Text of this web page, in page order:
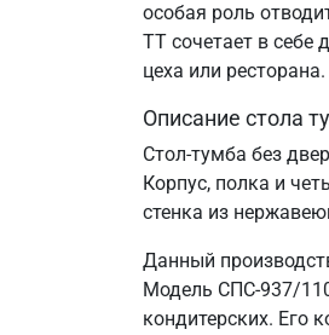
особая роль
ТТ сочетает в себе
цеха или ресторана.
Описание стола
Стол-тумба без
Корпус, полка и
стенка из
Данный
Модель СПС-937/
кондитерских. Его